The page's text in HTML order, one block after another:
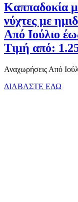
Καππαδοκία
νύχτες με
Από Ιούλιο
Τιμή από:
Αναχωρήσεις Από
ΔΙΑΒΑΣΤΕ ΕΔΩ